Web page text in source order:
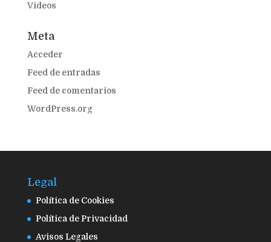
Videos
Meta
Acceder
Feed de entradas
Feed de comentarios
WordPress.org
Legal
Política de Cookies
Política de Privacidad
Avisos Legales